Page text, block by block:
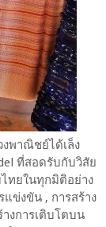
พาณิชย์ได้เล็ง
ที่สอดรับกับวิสัย
ทยในทุกมิติอย่าง
แข่งขัน , การสร้าง
งการเติบโตบน